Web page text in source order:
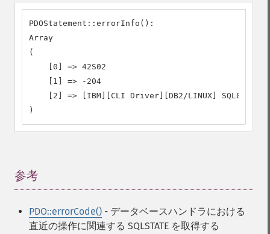
PDOStatement::errorInfo():
Array
(
    [0] => 42S02
    [1] => -204
[2] => [IBM][CLI Driver][DB2/LINUX] SQL0204N
)
参考
PDO::errorCode() - データベースハンドラにおける
直近の操作に関連する SQLSTATE を取得する